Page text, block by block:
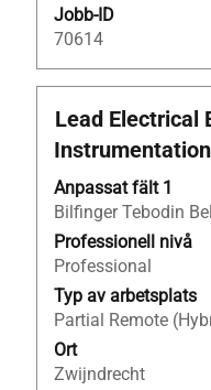
Jobb-ID
70614
Titel
Lead Electrical
Anpassat fält 1
Bilfinger Tebodin
Professionell nivå
Professional
Typ av arbetsplats
Partial Remote
Ort
Zwijndrecht
Klicka
på
blankstegstangenten
för
att
visa
allt
innehåll
i
jobbeskrivningen.